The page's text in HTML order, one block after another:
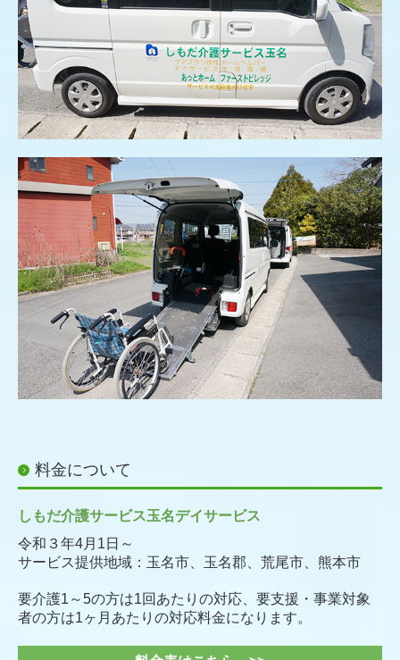
料金について
しもだ介護サービス玉名デイサービス
令和３年4月1日～
サービス提供地域：玉名市、玉名郡、荒尾市、熊本市
要介護1～5の方は1回あたりの対応、要支援・事業対象
者の方は1ヶ月あたりの対応料金になります。